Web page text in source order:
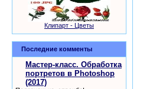
Клипарт - Цветы
Последние комменты
Мастер-класс. Обработка
портретов в Photoshop
(2017)